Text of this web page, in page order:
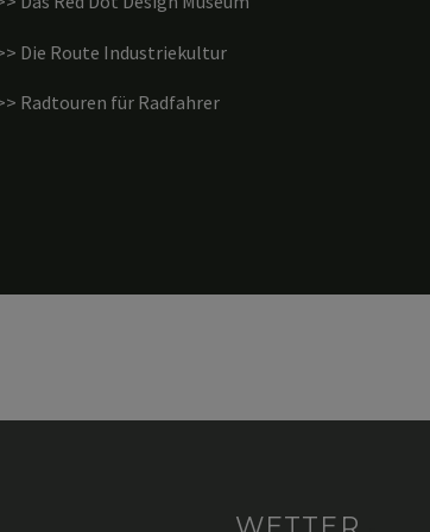
Die Route Industriekultur
Radtouren für Radfahrer